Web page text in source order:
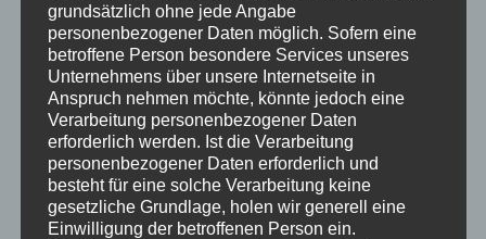
mit feiner
Körnung,
deutsches
t ökologisch, lösemittelfrei, abtönbar, extrem
diffusionsoffen (kalkbasiert)
grundsätzlich ohne jede Angabe
personenbezogener Daten möglich. Sofern eine
betroffene Person besondere Services unseres
Unternehmens über unsere Internetseite in
Anspruch nehmen möchte, könnte jedoch eine
Verarbeitung personenbezogener Daten
erforderlich werden. Ist die Verarbeitung
personenbezogener Daten erforderlich und
besteht für eine solche Verarbeitung keine
gesetzliche Grundlage, holen wir generell eine
Einwilligung der betroffenen Person ein.